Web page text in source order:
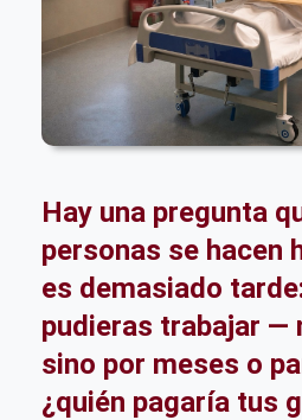
Hay una pregunta
personas se hacen
es demasiado
pudieras trabajar —
sino por meses o
¿quién pagaría tus